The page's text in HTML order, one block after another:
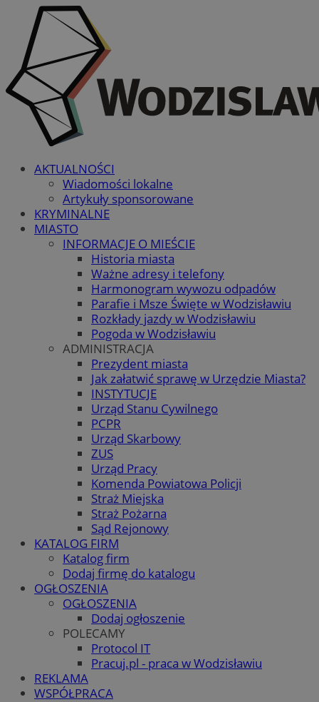
AKTUALNOŚCI
Wiadomości lokalne
Artykuły sponsorowane
KRYMINALNE
MIASTO
INFORMACJE O MIEŚCIE
Historia miasta
Ważne adresy i telefony
Harmonogram wywozu odpadów
Parafie i Msze Święte w Wodzisławiu
Rozkłady jazdy w Wodzisławiu
Pogoda w Wodzisławiu
ADMINISTRACJA
Prezydent miasta
Jak załatwić sprawę w Urzędzie Miasta?
INSTYTUCJE
Urząd Stanu Cywilnego
PCPR
Urząd Skarbowy
ZUS
Urząd Pracy
Komenda Powiatowa Policji
Straż Miejska
Straż Pożarna
Sąd Rejonowy
KATALOG FIRM
Katalog firm
Dodaj firmę do katalogu
OGŁOSZENIA
OGŁOSZENIA
Dodaj ogłoszenie
POLECAMY
Protocol IT
Pracuj.pl - praca w Wodzisławiu
REKLAMA
WSPÓŁPRACA